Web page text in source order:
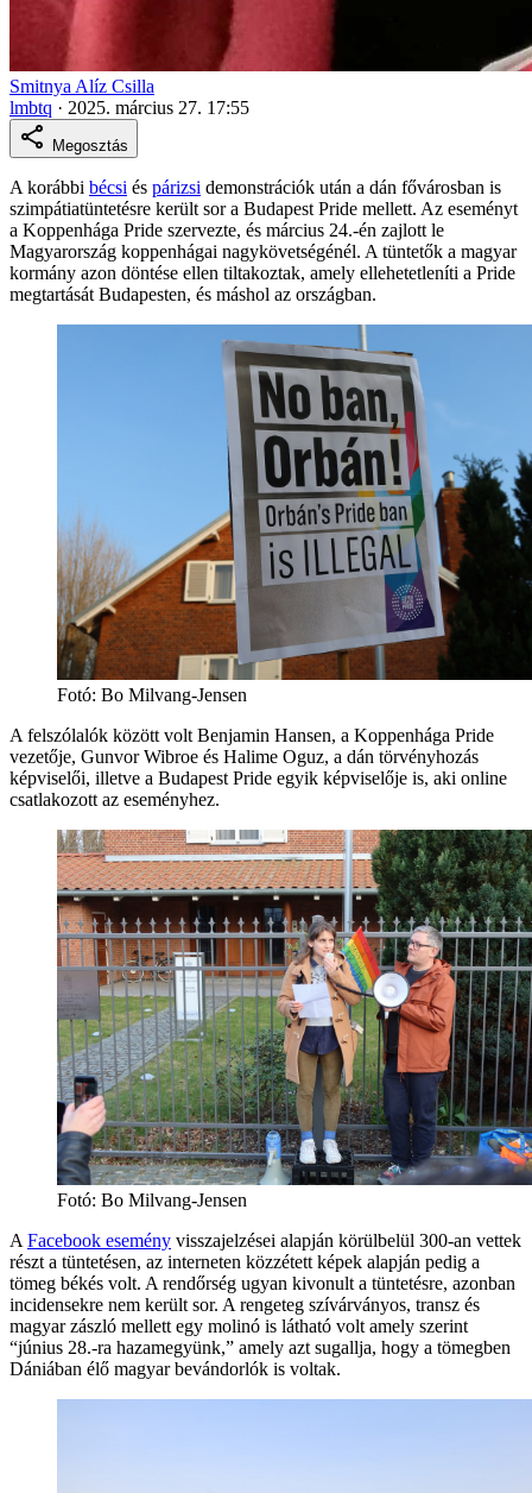
Smitnya Alíz Csilla
lmbtq · 2025. március 27. 17:55
Megosztás
A korábbi bécsi és párizsi demonstrációk után a dán fővárosban is
szimpátiatüntetésre került sor a Budapest Pride mellett. Az eseményt
a Koppenhága Pride szervezte, és március 24.-én zajlott le
Magyarország koppenhágai nagykövetségénél. A tüntetők a magyar
kormány azon döntése ellen tiltakoztak, amely ellehetetleníti a Pride
megtartását Budapesten, és máshol az országban.
Fotó: Bo Milvang-Jensen
A felszólalók között volt Benjamin Hansen, a Koppenhága Pride
vezetője, Gunvor Wibroe és Halime Oguz, a dán törvényhozás
képviselői, illetve a Budapest Pride egyik képviselője is, aki online
csatlakozott az eseményhez.
Fotó: Bo Milvang-Jensen
A Facebook esemény visszajelzései alapján körülbelül 300-an vettek
részt a tüntetésen, az interneten közzétett képek alapján pedig a
tömeg békés volt. A rendőrség ugyan kivonult a tüntetésre, azonban
incidensekre nem került sor. A rengeteg szívárványos, transz és
magyar zászló mellett egy molinó is látható volt amely szerint
“június 28.-ra hazamegyünk,” amely azt sugallja, hogy a tömegben
Dániában élő magyar bevándorlók is voltak.